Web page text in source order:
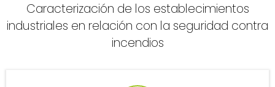
Caracterización de los establecimientos
industriales en relación con la seguridad contra
incendios